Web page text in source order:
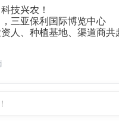
技兴农！
，三亚保利国际博览中心
人、种植基地、渠道商共